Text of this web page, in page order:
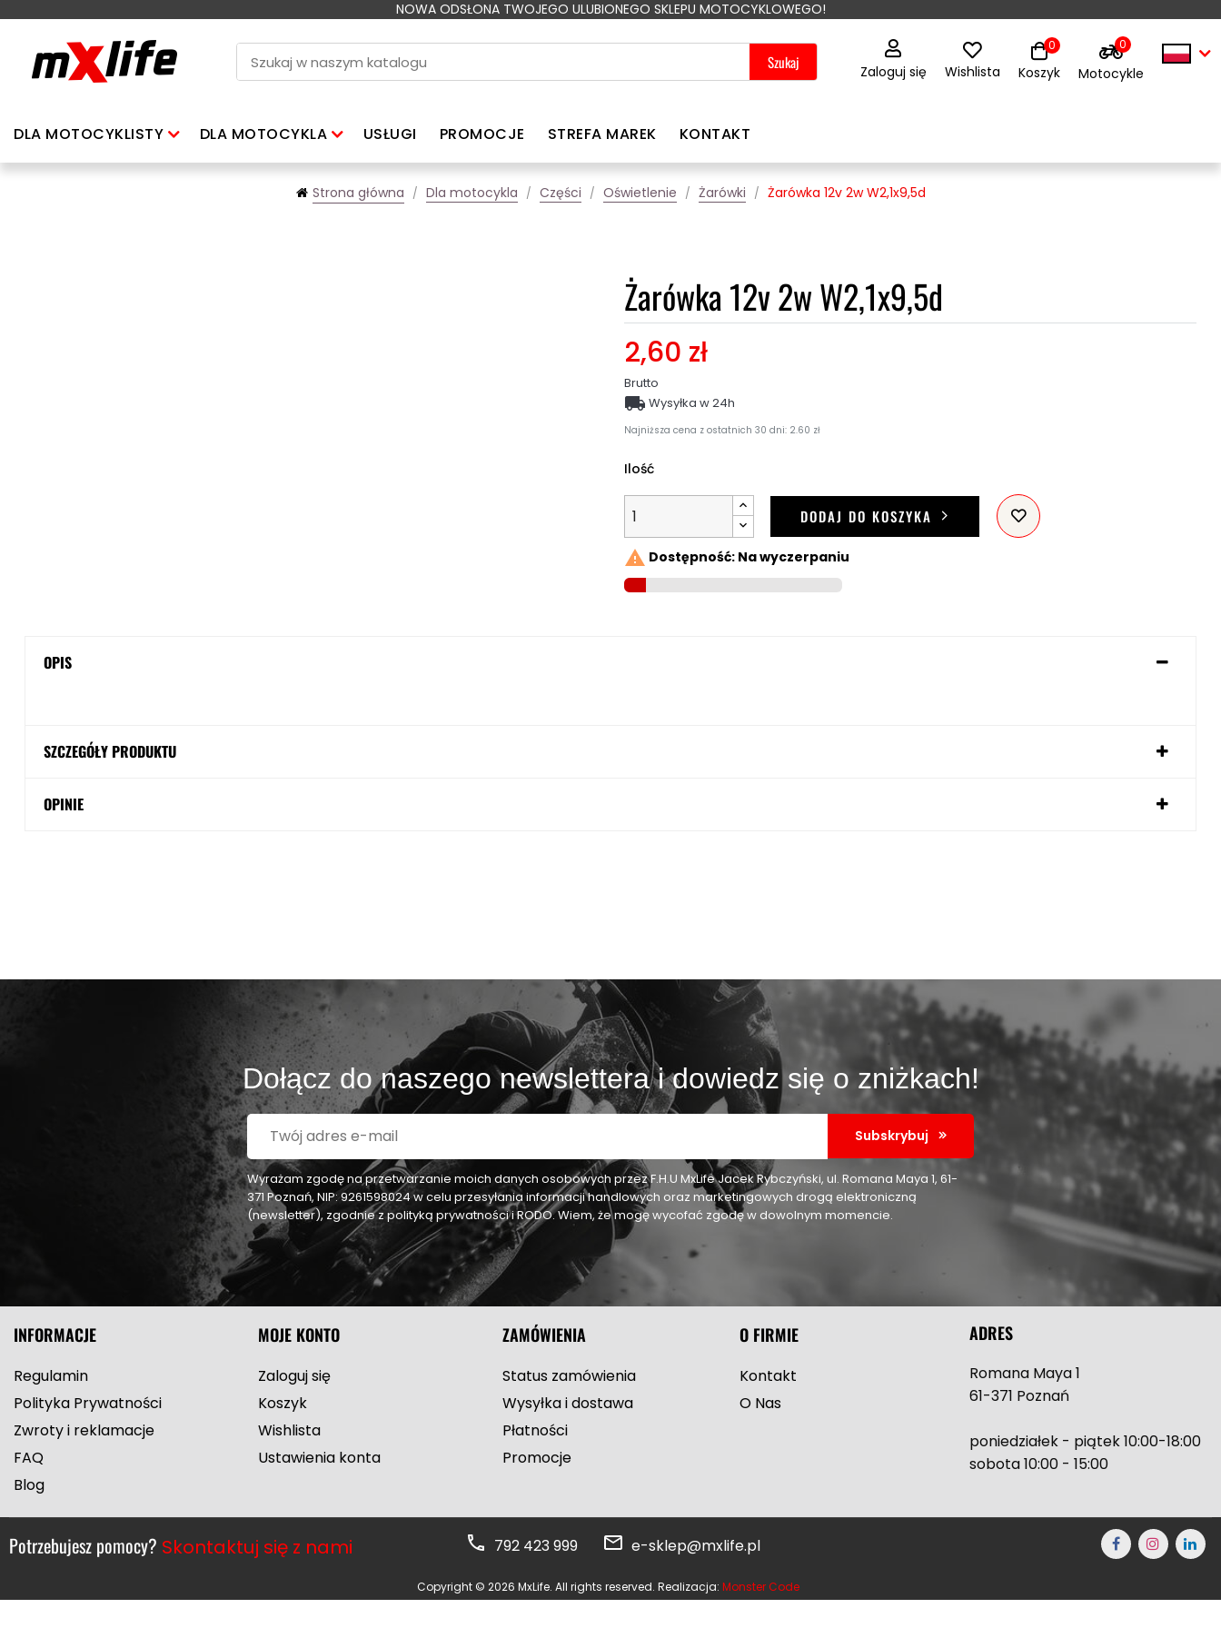
NOWA ODSŁONA TWOJEGO ULUBIONEGO SKLEPU MOTOCYKLOWEGO!
Szukaj Zaloguj się Wishlista Koszyk
0 0
Motocykle
DLA MOTOCYKLISTY DLA MOTOCYKLA USŁUGI PROMOCJE STREFA MAREK KONTAKT
Strona główna Dla motocykla Części Oświetlenie Żarówki Żarówka 12v 2w W2,1x9,5d
Żarówka 12v 2w W2,1x9,5d
2,60 zł
Brutto
Najniższa cena z ostatnich 30 dni: 2.60 zł
 Wysyłka w 24h
Ilość
DODAJ DO KOSZYKA
 Dostępność: Na wyczerpaniu
OPIS
SZCZEGÓŁY PRODUKTU
OPINIE
Dołącz do naszego newslettera i dowiedz się o zniżkach!
Subskrybuj
Wyrażam zgodę na przetwarzanie moich danych osobowych przez F.H.U MxLife Jacek Rybczyński, ul. Romana Maya 1, 61-
371 Poznań, NIP: 9261598024 w celu przesyłania informacji handlowych oraz marketingowych drogą elektroniczną
(newsletter), zgodnie z polityką prywatności i RODO. Wiem, że mogę wycofać zgodę w dowolnym momencie.
INFORMACJE
Regulamin
Polityka Prywatności
Zwroty i reklamacje
FAQ
Blog
MOJE KONTO
Zaloguj się
Koszyk
Wishlista
Ustawienia konta
ZAMÓWIENIA
Status zamówienia
Wysyłka i dostawa
Płatności
Promocje
O FIRMIE
Kontakt
O Nas
ADRES
Romana Maya 1
61-371 Poznań
poniedziałek - piątek 10:00-18:00
sobota 10:00 - 15:00
Potrzebujesz pomocy? Skontaktuj się z nami 792 423 999 e-sklep@mxlife.pl
Copyright © 2026 MxLife. All rights reserved. Realizacja: Monster Code